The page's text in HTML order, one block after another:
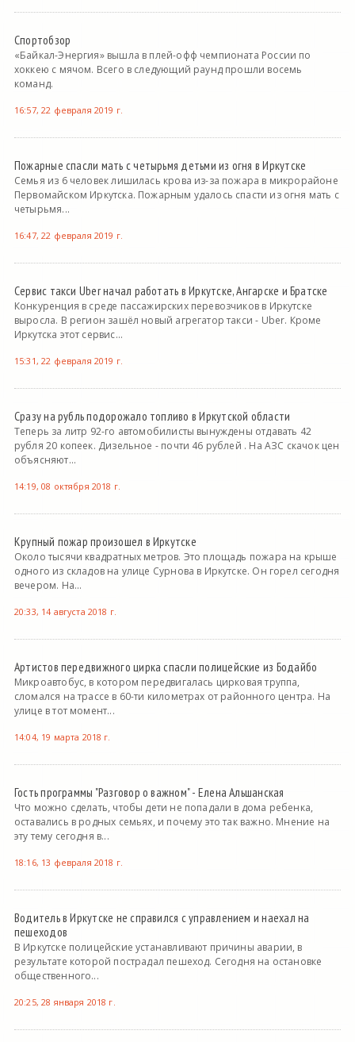
Спортобзор
«Байкал-Энергия» вышла в плей-офф чемпионата России по
хоккею с мячом. Всего в следующий раунд прошли восемь
команд.
16:57, 22 февраля 2019 г.
Пожарные спасли мать с четырьмя детьми из огня в Иркутске
Семья из 6 человек лишилась крова из-за пожара в микрорайоне
Первомайском Иркутска. Пожарным удалось спасти из огня мать с
четырьмя...
16:47, 22 февраля 2019 г.
Сервис такси Uber начал работать в Иркутске, Ангарске и Братске
Конкуренция в среде пассажирских перевозчиков в Иркутске
выросла. В регион зашёл новый агрегатор такси - Uber. Кроме
Иркутска этот сервис...
15:31, 22 февраля 2019 г.
Сразу на рубль подорожало топливо в Иркутской области
Теперь за литр 92-го автомобилисты вынуждены отдавать 42
рубля 20 копеек. Дизельное - почти 46 рублей . На АЗС скачок цен
объясняют...
14:19, 08 октября 2018 г.
Крупный пожар произошел в Иркутске
Около тысячи квадратных метров. Это площадь пожара на крыше
одного из складов на улице Сурнова в Иркутске. Он горел сегодня
вечером. На...
20:33, 14 августа 2018 г.
Артистов передвижного цирка спасли полицейские из Бодайбо
Микроавтобус, в котором передвигалась цирковая труппа,
сломался на трассе в 60-ти километрах от районного центра. На
улице в тот момент...
14:04, 19 марта 2018 г.
Гость программы "Разговор о важном" - Елена Альшанская
Что можно сделать, чтобы дети не попадали в дома ребенка,
оставались в родных семьях, и почему это так важно. Мнение на
эту тему сегодня в...
18:16, 13 февраля 2018 г.
Водитель в Иркутске не справился с управлением и наехал на
пешеходов
В Иркутске полицейские устанавливают причины аварии, в
результате которой пострадал пешеход. Сегодня на остановке
общественного...
20:25, 28 января 2018 г.